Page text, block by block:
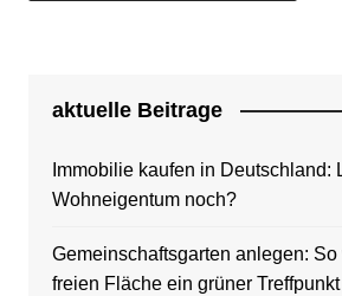
aktuelle Beitrage
Immobilie kaufen in Deutschland:
Wohneigentum noch?
Gemeinschaftsgarten anlegen:
freien Fläche ein grüner Treffpunkt